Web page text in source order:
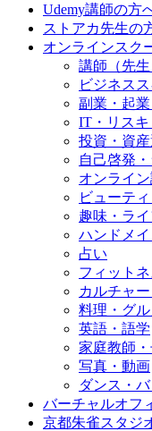
Udemy講師の方
ストアカ先生の
オンラインスク
講師（先
ビジネス
副業・起
IT・リス
投資・資産
自己啓発
オンライ
ビューテ
趣味・ラ
ハンドメ
占い
フィットネ
カルチャ
料理・グル
英語・語学
家庭教師
写真・動画
ダンス・
バーチャルオフ
京都朱雀スタジ